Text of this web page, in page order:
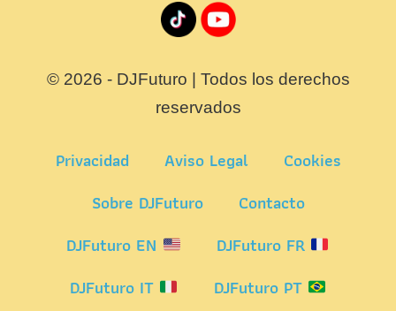
© 2026 - DJFuturo | Todos los derechos
reservados
Privacidad Aviso Legal
Cookies
Sobre DJFuturo
Contacto
DJFuturo EN
DJFuturo FR
DJFuturo IT
DJFuturo PT